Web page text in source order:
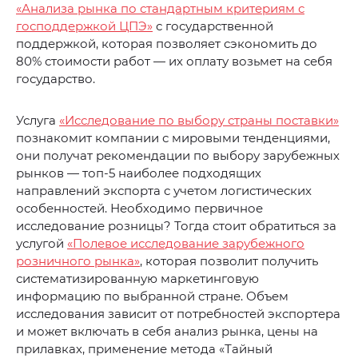
«Анализа рынка по стандартным критериям с
господдержкой ЦПЭ» с государственной
поддержкой, которая позволяет сэкономить до
80% стоимости работ — их оплату возьмет на себя
государство.
Услуга «Исследование по выбору страны поставки»
познакомит компании с мировыми тенденциями,
они получат рекомендации по выбору зарубежных
рынков — топ-5 наиболее подходящих
направлений экспорта с учетом логистических
особенностей. Необходимо первичное
исследование розницы? Тогда стоит обратиться за
услугой «Полевое исследование зарубежного
розничного рынка», которая позволит получить
систематизированную маркетинговую
информацию по выбранной стране. Объем
исследования зависит от потребностей экспортера
и может включать в себя анализ рынка, цены на
прилавках, применение метода «Тайный